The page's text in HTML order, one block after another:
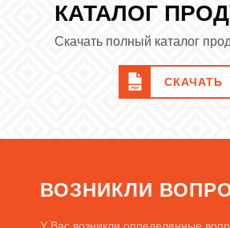
КАТАЛОГ
Скачать полный каталог
СКАЧАТЬ
ВОЗНИКЛИ